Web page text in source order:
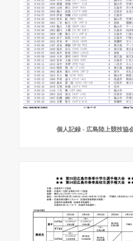
個人記録 - 広島陸上競技協